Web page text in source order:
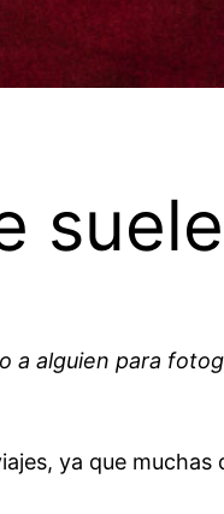
a alguien para
ya que